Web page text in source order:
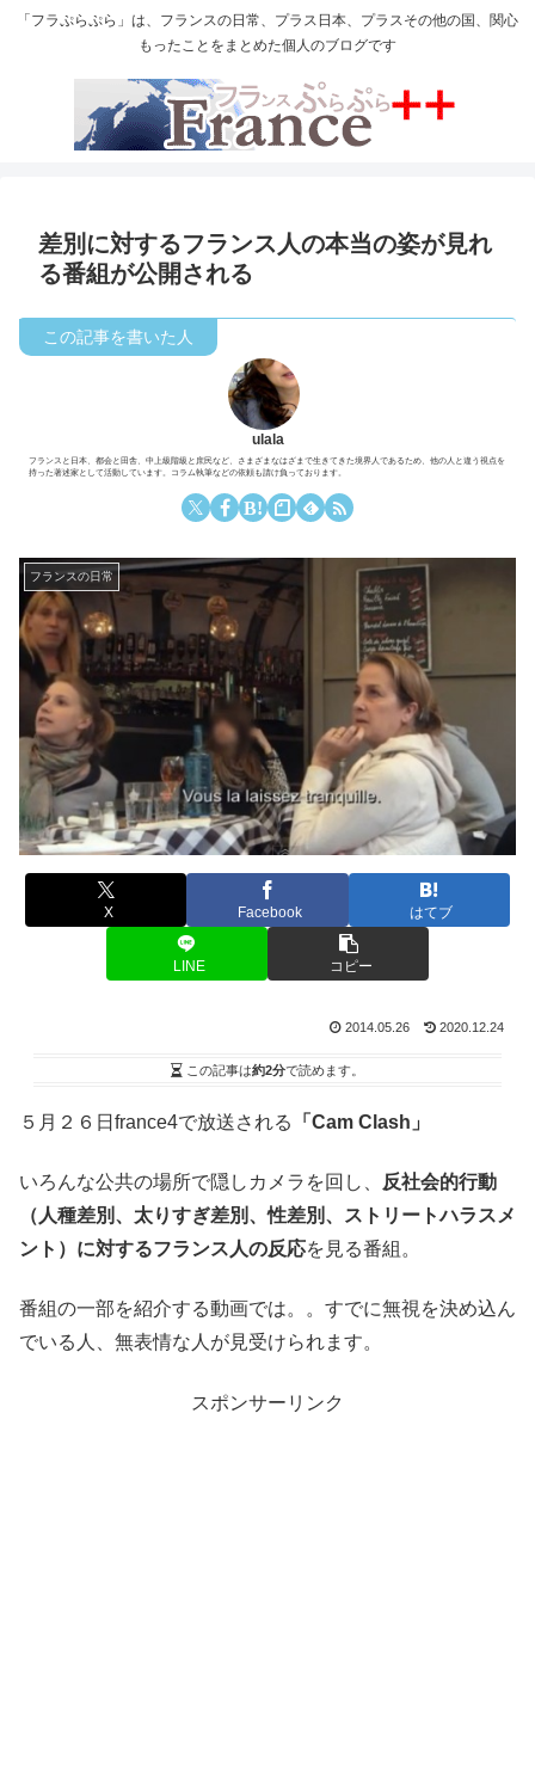
「フラぷらぷら」は、フランスの日常、プラス日本、プラスその他の国、関心
もったことをまとめた個人のブログです
差別に対するフランス人の本当の姿が見れ
る番組が公開される
ulala
フランスと日本、都会と田舎、中上級階級と庶民など、さまざまなはざまで生きてきた境界人であるため、他の人と違う視点を
持った著述家として活動しています。コラム執筆などの依頼も請け負っております。
フランスの日常
X Facebook はてブ
LINE コピー
2014.05.26 2020.12.24
この記事は約2分で読めます。
５月２６日france4で放送される 「Cam Clash」
いろんな公共の場所で隠しカメラを回し、
反社会的行動
（人種差別、太りすぎ差別、性差別、ストリートハラスメ
ント）に対するフランス人の反応を見る番組。
番組の一部を紹介する動画では。。すでに無視を決め込ん
でいる人、無表情な人が見受けられます。
スポンサーリンク